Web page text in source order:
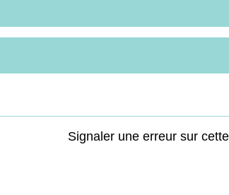
Signaler une erreur sur